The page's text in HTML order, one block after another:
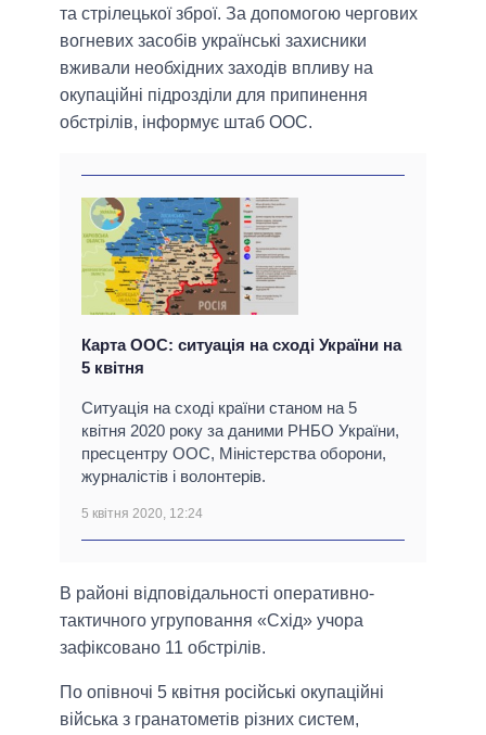
та стрілецької зброї. За допомогою чергових
вогневих засобів українські захисники
вживали необхідних заходів впливу на
окупаційні підрозділи для припинення
обстрілів, інформує штаб ООС.
Карта ООС: ситуація на сході України на
5 квітня
Ситуація на сході країни станом на 5
квітня 2020 року за даними РНБО України,
пресцентру ООС, Міністерства оборони,
журналістів і волонтерів.
5 квітня 2020, 12:24
В районі відповідальності оперативно-
тактичного угруповання «Схід» учора
зафіксовано 11 обстрілів.
По опівночі 5 квітня російські окупаційні
війська з гранатометів різних систем,